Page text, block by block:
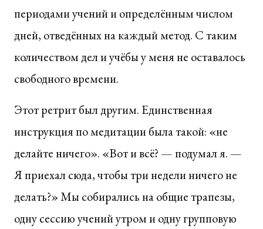
периодами учений и определённым числом
дней, отведённых на каждый метод. С таким
количеством дел и учёбы у меня не оставалось
свободного времени.
Этот ретрит был другим. Единственная
инструкция по медитации была такой: «не
делайте ничего». «Вот и всё? — подумал я. —
Я приехал сюда, чтобы три недели ничего не
делать?» Мы собирались на общие трапезы,
одну сессию учений утром и одну групповую